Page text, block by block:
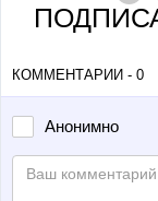
КОММЕНТАРИИ - 0
Анонимно